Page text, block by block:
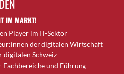
IM MARKT!
Player im IT-Sektor
der digitalen Wirtschaft
digitalen Schweiz
und Führung